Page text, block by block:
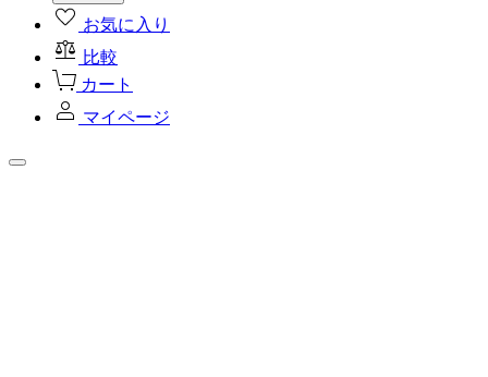
お気に入り
比較
カート
マイページ